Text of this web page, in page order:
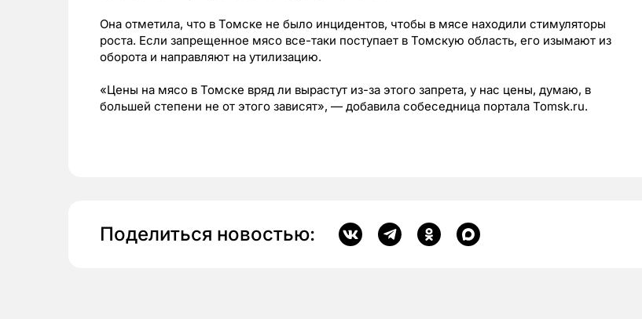
Она отметила, что в Томске не было инцидентов, чтобы в мясе находили стимуляторы
роста. Если запрещенное мясо все-таки поступает в Томскую область, его изымают из
оборота и направляют на утилизацию.
«Цены на мясо в Томске вряд ли вырастут из-за этого запрета, у нас цены, думаю, в
большей степени не от этого зависят», — добавила собеседница портала Tomsk.ru.
Поделиться новостью: